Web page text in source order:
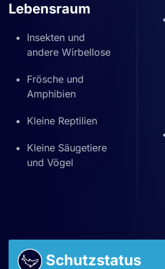
Lebensraum
Insekten und
andere Wirbellose
Frösche und
Amphibien
Kleine Reptilien
Kleine Säugetiere
und Vögel
Schutzstatus